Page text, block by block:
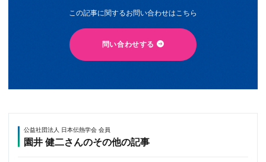
この記事に関するお問い合わせはこちら
問い合わせする
公益社団法人 日本伝熱学会 会員
園井 健二さんのその他の記事